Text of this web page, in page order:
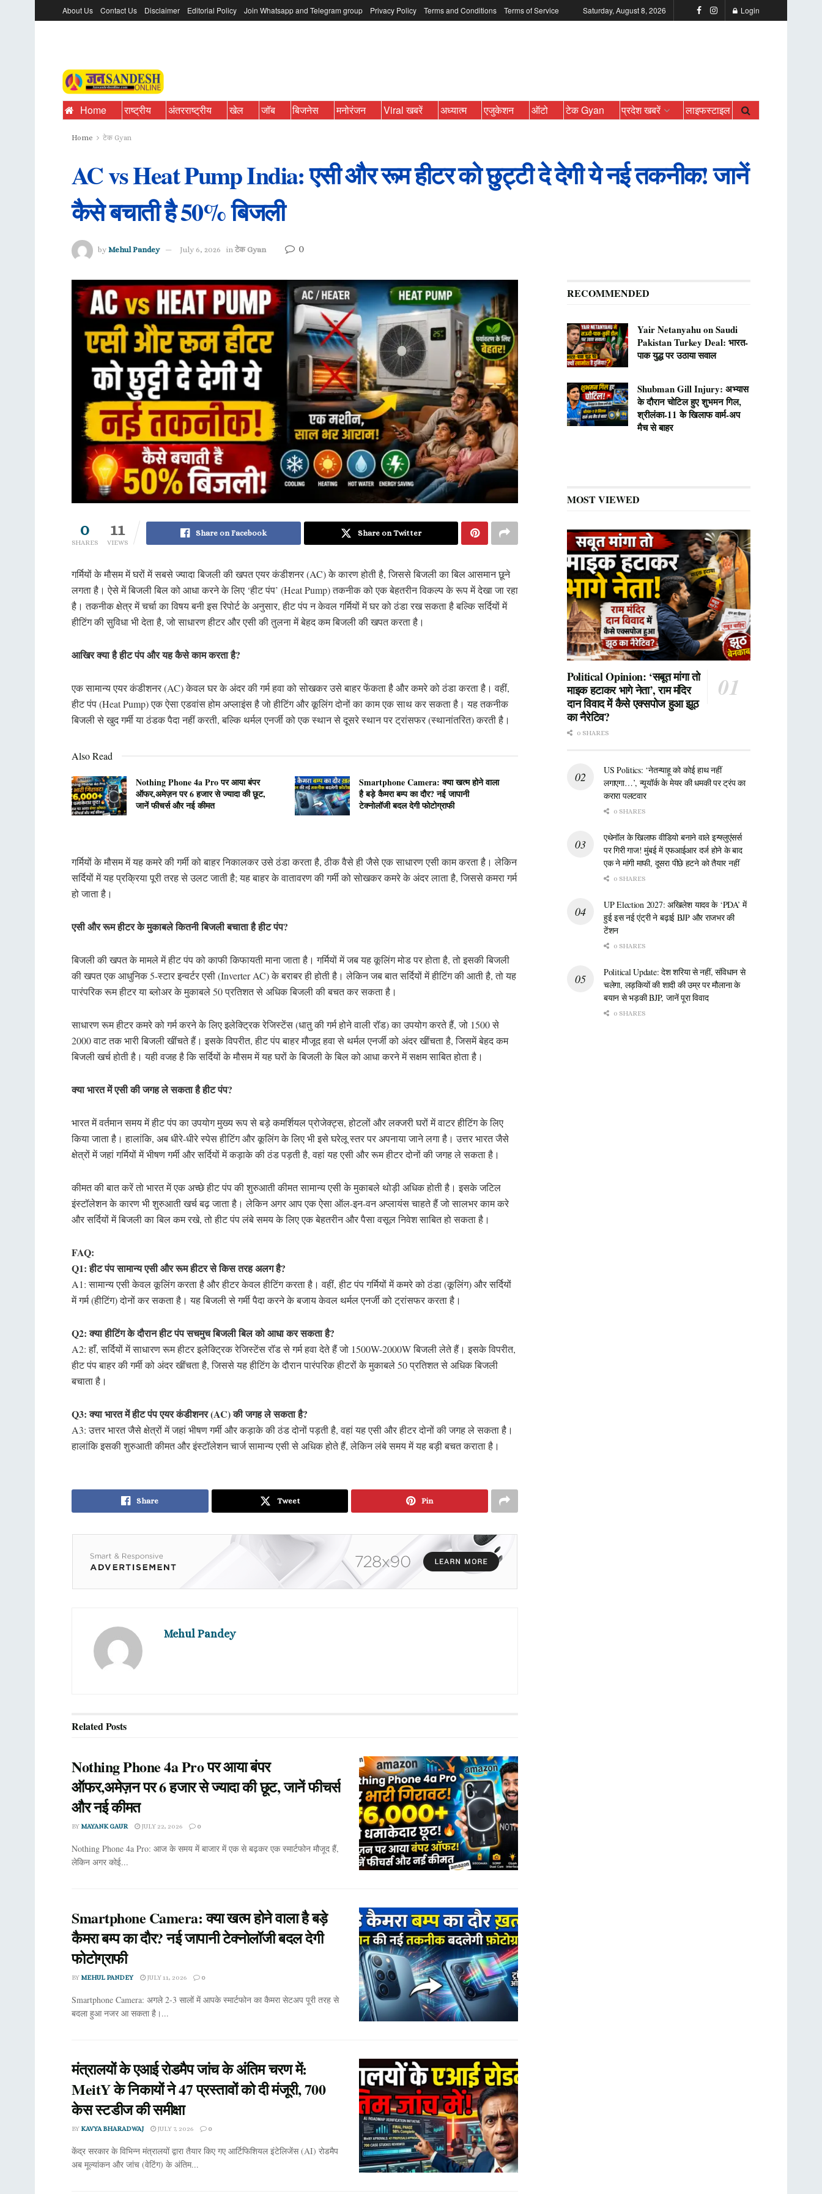
About Us Contact Us Disclaimer Editorial Policy Join Whatsapp and Telegram group Privacy Policy Terms and Conditions Terms of Service Saturday, August 8, 2026 Login
Home राष्ट्रीय अंतरराष्ट्रीय खेल जॉब बिजनेस मनोरंजन Viral खबरें अध्यात्म एजुकेशन ऑटो टेक Gyan प्रदेश खबरें लाइफस्टाइल
Home टेक Gyan
AC vs Heat Pump India: एसी और रूम हीटर को छुट्टी दे देगी ये नई तकनीक! जानें
कैसे बचाती है 50% बिजली
by Mehul Pandey July 6, 2026 in टेक Gyan 0
0
SHARES
11
VIEWS
Share on Facebook Share on Twitter
गर्मियों के मौसम में घरों में सबसे ज्यादा बिजली की खपत एयर कंडीशनर (AC) के कारण होती है, जिससे बिजली का बिल आसमान छूने
लगता है। ऐसे में बिजली बिल को आधा करने के लिए ‘हीट पंप’ (Heat Pump) तकनीक को एक बेहतरीन विकल्प के रूप में देखा जा रहा
है। तकनीक क्षेत्र में चर्चा का विषय बनी इस रिपोर्ट के अनुसार, हीट पंप न केवल गर्मियों में घर को ठंडा रख सकता है बल्कि सर्दियों में
हीटिंग की सुविधा भी देता है, जो साधारण हीटर और एसी की तुलना में बेहद कम बिजली की खपत करता है।
आखिर क्या है हीट पंप और यह कैसे काम करता है?
एक सामान्य एयर कंडीशनर (AC) केवल घर के अंदर की गर्म हवा को सोखकर उसे बाहर फेंकता है और कमरे को ठंडा करता है। वहीं,
हीट पंप (Heat Pump) एक ऐसा एडवांस होम अप्लाइंस है जो हीटिंग और कूलिंग दोनों का काम एक साथ कर सकता है। यह तकनीक
बिजली से खुद गर्मी या ठंडक पैदा नहीं करती, बल्कि थर्मल एनर्जी को एक स्थान से दूसरे स्थान पर ट्रांसफर (स्थानांतरित) करती है।
Also Read
Nothing Phone 4a Pro पर आया बंपर
ऑफर,अमेज़न पर 6 हजार से ज्यादा की छूट,
जानें फीचर्स और नई कीमत
Smartphone Camera: क्या खत्म होने वाला
है बड़े कैमरा बम्प का दौर? नई जापानी
टेक्नोलॉजी बदल देगी फोटोग्राफी
गर्मियों के मौसम में यह कमरे की गर्मी को बाहर निकालकर उसे ठंडा करता है, ठीक वैसे ही जैसे एक साधारण एसी काम करता है। लेकिन
सर्दियों में यह प्रक्रिया पूरी तरह से उलट जाती है; यह बाहर के वातावरण की गर्मी को सोखकर कमरे के अंदर लाता है, जिससे कमरा गर्म
हो जाता है।
एसी और रूम हीटर के मुकाबले कितनी बिजली बचाता है हीट पंप?
बिजली की खपत के मामले में हीट पंप को काफी किफायती माना जाता है। गर्मियों में जब यह कूलिंग मोड पर होता है, तो इसकी बिजली
की खपत एक आधुनिक 5-स्टार इन्वर्टर एसी (Inverter AC) के बराबर ही होती है। लेकिन जब बात सर्दियों में हीटिंग की आती है, तो यह
पारंपरिक रूम हीटर या ब्लोअर के मुकाबले 50 प्रतिशत से अधिक बिजली की बचत कर सकता है।
साधारण रूम हीटर कमरे को गर्म करने के लिए इलेक्ट्रिक रेजिस्टेंस (धातु की गर्म होने वाली रॉड) का उपयोग करते हैं, जो 1500 से
2000 वाट तक भारी बिजली खींचते हैं। इसके विपरीत, हीट पंप बाहर मौजूद हवा से थर्मल एनर्जी को अंदर खींचता है, जिसमें बेहद कम
बिजली खर्च होती है। यही वजह है कि सर्दियों के मौसम में यह घरों के बिजली के बिल को आधा करने में सक्षम साबित होता है।
क्या भारत में एसी की जगह ले सकता है हीट पंप?
भारत में वर्तमान समय में हीट पंप का उपयोग मुख्य रूप से बड़े कमर्शियल प्रोजेक्ट्स, होटलों और लक्जरी घरों में वाटर हीटिंग के लिए
किया जाता है। हालांकि, अब धीरे-धीरे स्पेस हीटिंग और कूलिंग के लिए भी इसे घरेलू स्तर पर अपनाया जाने लगा है। उत्तर भारत जैसे
क्षेत्रों में जहां गर्मियों में भीषण गर्मी और सर्दियों में कड़ाके की ठंड पड़ती है, वहां यह एसी और रूम हीटर दोनों की जगह ले सकता है।
कीमत की बात करें तो भारत में एक अच्छे हीट पंप की शुरुआती कीमत सामान्य एसी के मुकाबले थोड़ी अधिक होती है। इसके जटिल
इंस्टॉलेशन के कारण भी शुरुआती खर्च बढ़ जाता है। लेकिन अगर आप एक ऐसा ऑल-इन-वन अप्लायंस चाहते हैं जो सालभर काम करे
और सर्दियों में बिजली का बिल कम रखे, तो हीट पंप लंबे समय के लिए एक बेहतरीन और पैसा वसूल निवेश साबित हो सकता है।
FAQ:
Q1: हीट पंप सामान्य एसी और रूम हीटर से किस तरह अलग है?
A1: सामान्य एसी केवल कूलिंग करता है और हीटर केवल हीटिंग करता है। वहीं, हीट पंप गर्मियों में कमरे को ठंडा (कूलिंग) और सर्दियों
में गर्म (हीटिंग) दोनों कर सकता है। यह बिजली से गर्मी पैदा करने के बजाय केवल थर्मल एनर्जी को ट्रांसफर करता है।
Q2: क्या हीटिंग के दौरान हीट पंप सचमुच बिजली बिल को आधा कर सकता है?
A2: हाँ, सर्दियों में साधारण रूम हीटर इलेक्ट्रिक रेजिस्टेंस रॉड से गर्म हवा देते हैं जो 1500W-2000W बिजली लेते हैं। इसके विपरीत,
हीट पंप बाहर की गर्मी को अंदर खींचता है, जिससे यह हीटिंग के दौरान पारंपरिक हीटरों के मुकाबले 50 प्रतिशत से अधिक बिजली
बचाता है।
Q3: क्या भारत में हीट पंप एयर कंडीशनर (AC) की जगह ले सकता है?
A3: उत्तर भारत जैसे क्षेत्रों में जहां भीषण गर्मी और कड़ाके की ठंड दोनों पड़ती है, वहां यह एसी और हीटर दोनों की जगह ले सकता है।
हालांकि इसकी शुरुआती कीमत और इंस्टॉलेशन चार्ज सामान्य एसी से अधिक होते हैं, लेकिन लंबे समय में यह बड़ी बचत कराता है।
Share Tweet Pin
Mehul Pandey
RelatedPosts
Nothing Phone 4a Pro पर आया बंपर
ऑफर,अमेज़न पर 6 हजार से ज्यादा की छूट, जानें फीचर्स
और नई कीमत
BY MAYANK GAUR JULY 22, 2026 0
Nothing Phone 4a Pro: आज के समय में बाजार में एक से बढ़कर एक स्मार्टफोन मौजूद हैं,
लेकिन अगर कोई...
Smartphone Camera: क्या खत्म होने वाला है बड़े
कैमरा बम्प का दौर? नई जापानी टेक्नोलॉजी बदल देगी
फोटोग्राफी
BY MEHUL PANDEY JULY 11, 2026 0
Smartphone Camera: अगले 2-3 सालों में आपके स्मार्टफोन का कैमरा सेटअप पूरी तरह से
बदला हुआ नजर आ सकता है।...
मंत्रालयों के एआई रोडमैप जांच के अंतिम चरण में:
MeitY के निकायों ने 47 प्रस्तावों को दी मंजूरी, 700
केस स्टडीज की समीक्षा
BY KAVYA BHARADWAJ JULY 7, 2026 0
केंद्र सरकार के विभिन्न मंत्रालयों द्वारा तैयार किए गए आर्टिफिशियल इंटेलिजेंस (AI) रोडमैप
अब मूल्यांकन और जांच (वेटिंग) के अंतिम...
RECOMMENDED
Yair Netanyahu on Saudi
Pakistan Turkey Deal: भारत-
पाक युद्ध पर उठाया सवाल
Shubman Gill Injury: अभ्यास
के दौरान चोटिल हुए शुभमन गिल,
श्रीलंका-11 के खिलाफ वार्म-अप
मैच से बाहर
MOST VIEWED
Political Opinion: ‘सबूत मांगा तो
माइक हटाकर भागे नेता’, राम मंदिर
दान विवाद में कैसे एक्सपोज हुआ झूठ
का नैरेटिव?
0 SHARES
US Politics: ‘नेतन्याहू को कोई हाथ नहीं
लगाएगा…’, न्यूयॉर्क के मेयर की धमकी पर ट्रंप का
करारा पलटवार
0 SHARES
एथेनॉल के खिलाफ वीडियो बनाने वाले इन्फ्लुएंसर्स
पर गिरी गाज! मुंबई में एफआईआर दर्ज होने के बाद
एक ने मांगी माफी, दूसरा पीछे हटने को तैयार नहीं
0 SHARES
UP Election 2027: अखिलेश यादव के ‘PDA’ में
हुई इस नई एंट्री ने बढ़ाई BJP और राजभर की
टेंशन
0 SHARES
Political Update: देश शरिया से नहीं, संविधान से
चलेगा, लड़कियों की शादी की उम्र पर मौलाना के
बयान से भड़की BJP, जानें पूरा विवाद
0 SHARES